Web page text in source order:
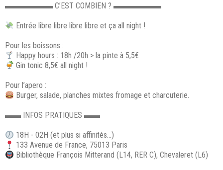
▬▬▬▬▬▬ C’EST COMBIEN ? ▬▬▬▬▬▬
Entrée libre libre libre libre et ça all night !
Pour les boissons :
Happy hours : 18h /20h > la pinte à 5,5€
Gin tonic 8,5€ all night !
Pour l’apero :
Burger, salade, planches mixtes fromage et charcuterie.
▬▬ INFOS PRATIQUES ▬▬
18H - 02H (et plus si affinités…)
133 Avenue de France, 75013 Paris
Bibliothèque François Mitterand (L14, RER C), Chevaleret (L6)